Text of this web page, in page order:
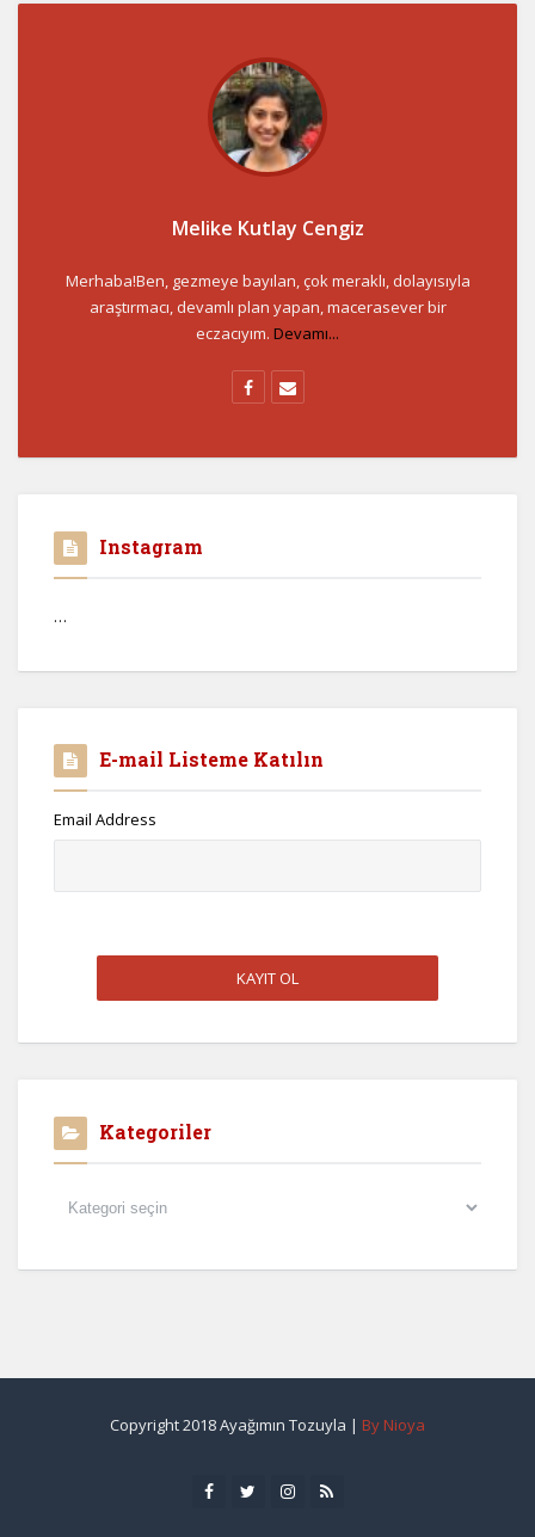
Melike Kutlay Cengiz
Merhaba!Ben, gezmeye bayılan, çok meraklı, dolayısıyla
araştırmacı, devamlı plan yapan, macerasever bir
eczacıyım. Devamı...
Instagram
…
E-mail Listeme Katılın
Email Address
Kategoriler
Kategoriler
Copyright 2018 Ayağımın Tozuyla | By Nioya